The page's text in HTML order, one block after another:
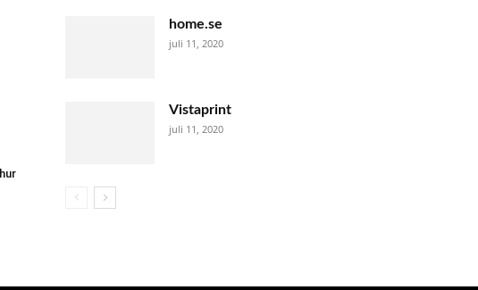
home.se
juli 11, 2020
Vistaprint
juli 11, 2020